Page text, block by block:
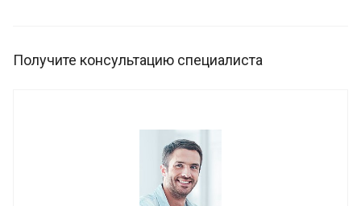
Получите консультацию специалиста